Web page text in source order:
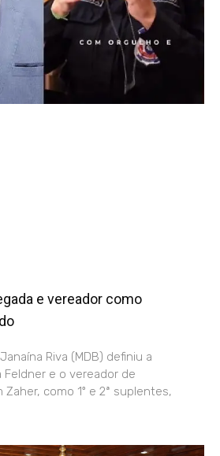
e vereador como
Riva (MDB) definiu a
Feldner e o vereador de
como 1º e 2ª suplentes,